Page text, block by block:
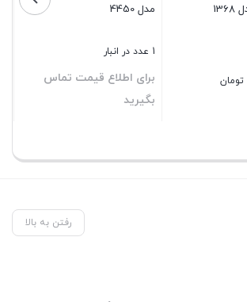
تومان
مدل 4450
1 عدد در انبار
برای اطلاع قیمت تماس
بگیرید
رفتن به بالا